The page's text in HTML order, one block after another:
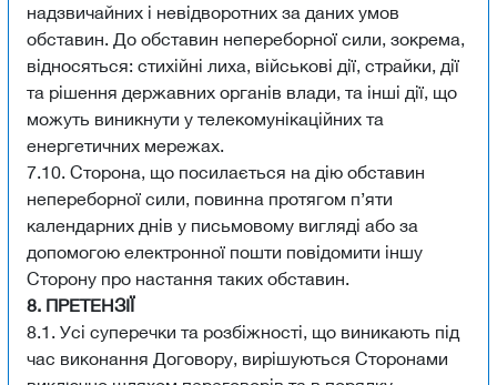
надзвичайних і невідворотних за даних умов
обставин. До обставин непереборної сили, зокрема,
відносяться: стихійні лиха, військові дії, страйки, дії
та рішення державних органів влади, та інші дії, що
можуть виникнути у телекомунікаційних та
енергетичних мережах.
7.10. Сторона, що посилається на дію обставин
непереборної сили, повинна протягом п’яти
календарних днів у письмовому вигляді або за
допомогою електронної пошти повідомити іншу
Сторону про настання таких обставин.
8. ПРЕТЕНЗІЇ
8.1. Усі суперечки та розбіжності, що виникають під
час виконання Договору, вирішуються Сторонами